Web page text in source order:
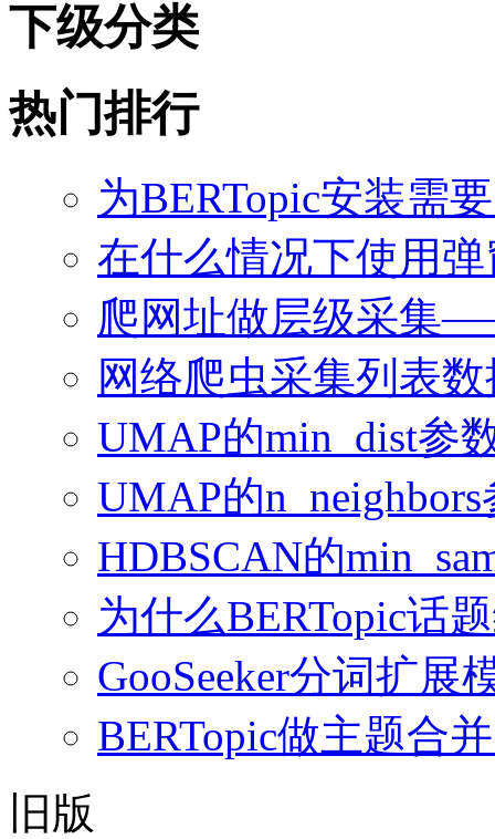
下级分类
热门排行
为BERTopic安装需
在什么情况下使用
爬网址做层级采集
网络爬虫采集列表
UMAP的min_dist参
UMAP的
HDBSCAN的
为什么BERTopic话
GooSeeker分词扩展
BERTopic做主题合
旧版